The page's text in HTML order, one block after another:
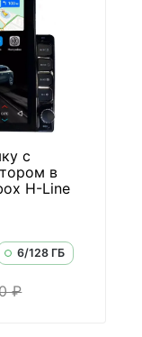
с
в
H-Line
6/128 ГБ
₽